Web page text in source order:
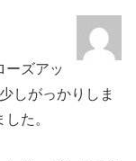
ーズアッ
しがっかりしま
た。